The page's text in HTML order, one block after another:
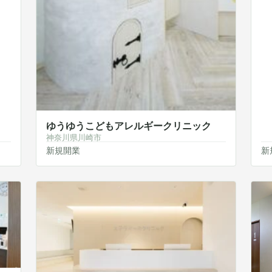
ゆうゆうこどもアレルギークリニック
神奈川県川崎市
新規開業
新